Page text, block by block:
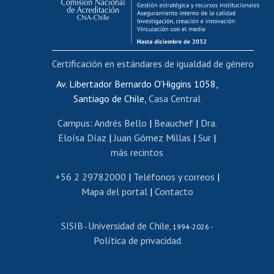
Funcionarias/os
Cursos internos de capacitación
Bienestar del personal
Portal de movilidad interna
Certificado de renta
Certificado de renta honorarios
Editar páginas blancas
Extranjeras/os
Revalidación y reconocimiento de títulos
Postulación al Programa de Movilidad Estudiantil
Cursos de español
Av. Libertador Bernardo O'Higgins 1058,
Santiago de Chile, Casa Central
Campus: Andrés Bello | Beauchef| Dra.
Eloísa Díaz |Juan Gómez Millas | Sur |
más recintos
+56 2 29782000 | Teléfonos y correos |
Mapa del portal| Contacto
SISIB - Universidad de Chile, 1994-2026 -
Política de privacidad
Certificación en estándares de igualdad de género